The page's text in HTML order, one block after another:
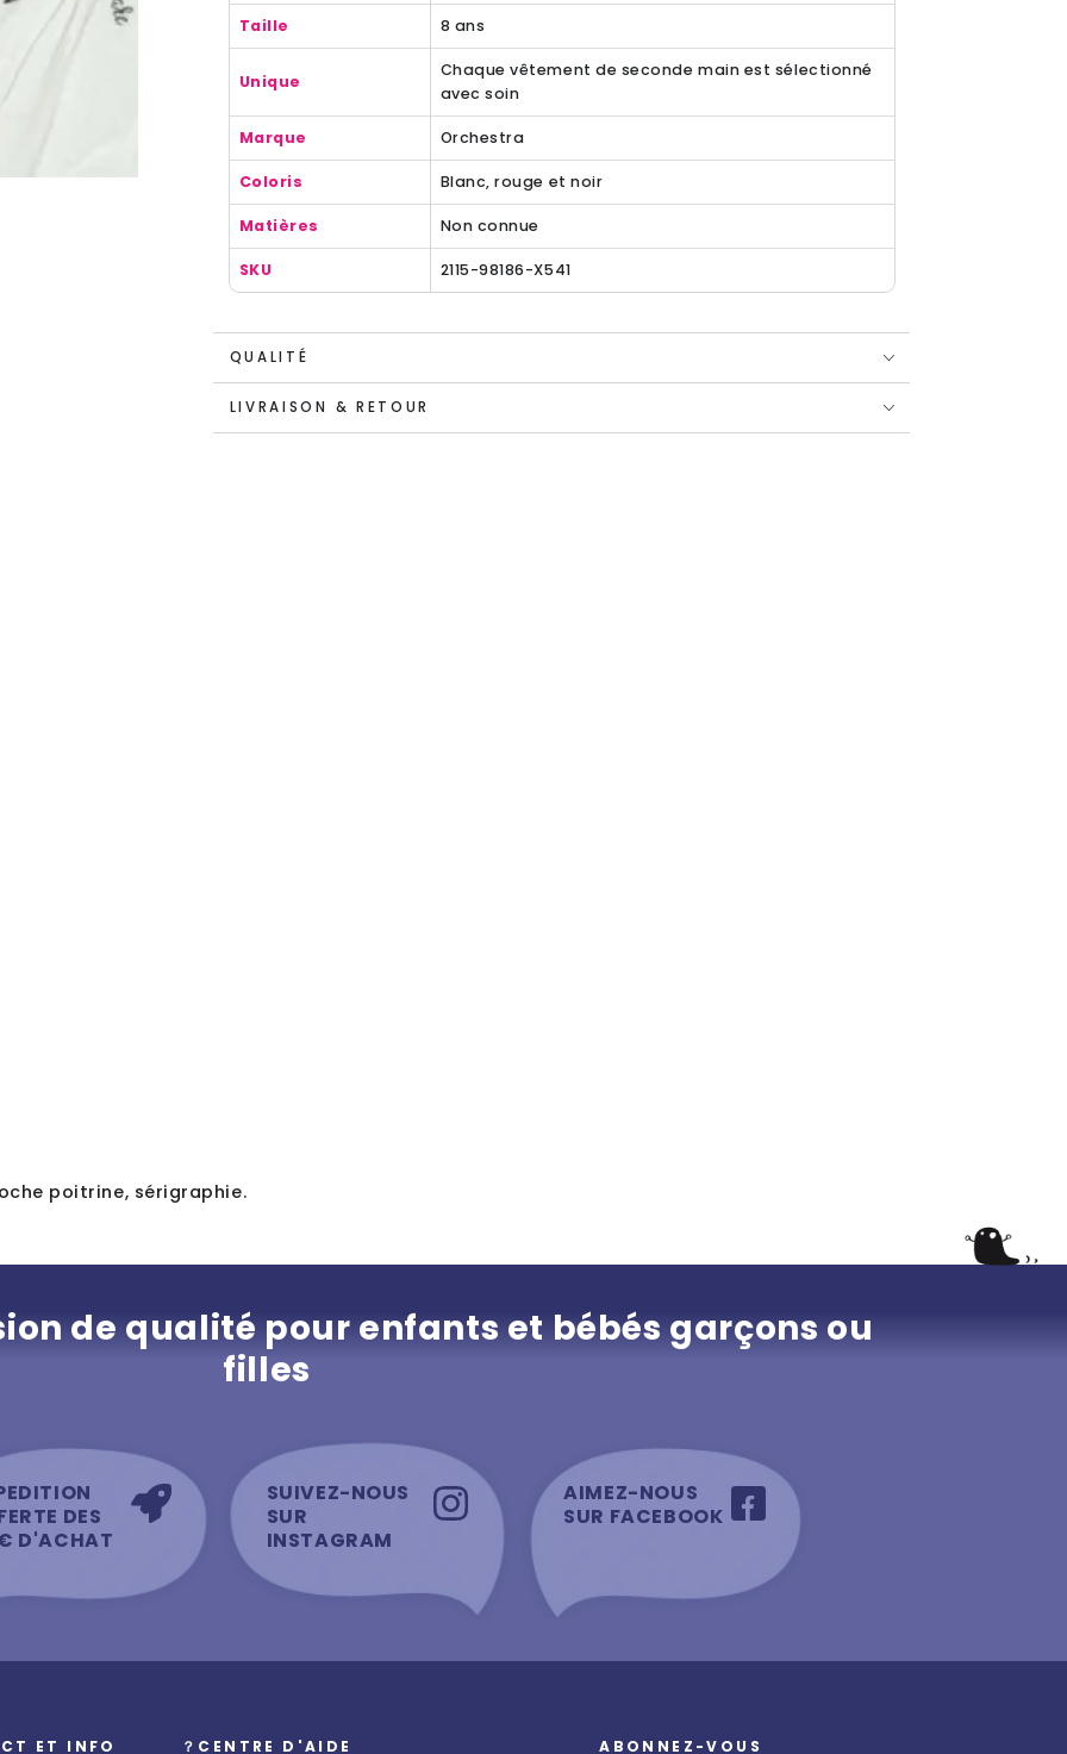
Taille 8 ans
Unique
Chaque vêtement de seconde main est sélectionné
avec soin
Marque Orchestra
Coloris Blanc, rouge et noir
Matières Non connue
SKU 2115-98186-X541
QUALITÉ
LIVRAISON & RETOUR
poitrine, sérigraphie.
de qualité pour enfants et bébés garçons ou
filles
DES
D'ACHAT
SUIVEZ-NOUS
SUR
INSTAGRAM
AIMEZ-NOUS
SUR FACEBOOK
ET INFO ？CENTRE D'AIDE ABONNEZ-VOUS